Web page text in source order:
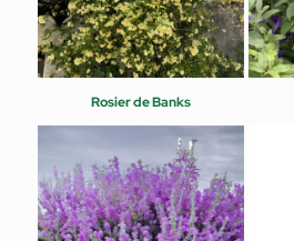
Rosier de Banks